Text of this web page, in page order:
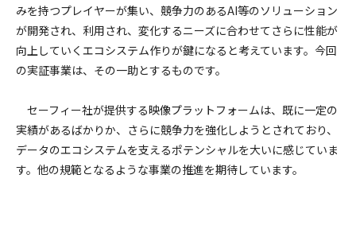
みを持つプレイヤーが集い、競争力のあるAI等のソリューション
が開発され、利用され、変化するニーズに合わせてさらに性能が
向上していくエコシステム作りが鍵になると考えています。今回
の実証事業は、その一助とするものです。
セーフィー社が提供する映像プラットフォームは、既に一定の
実績があるばかりか、さらに競争力を強化しようとされており、
データのエコシステムを支えるポテンシャルを大いに感じていま
す。他の規範となるような事業の推進を期待しています。